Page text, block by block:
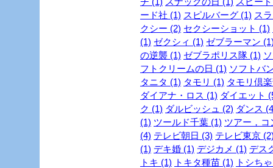
ード社 (1) スピルバーグ (1) ス
クシー (2) セクシーショット (1)
(1) ゼクシィ (1) ゼブラーマン
の逆襲 (1) ゼブラポリス隊 (1)
フトクリームの日 (1) ソフトバ
タニタ (1) タモリ (1) タモリ倶
ダイアナ・ロス (1) ダイエット
ク (1) ダルビッシュ (2) ダンス
(1) ツールド千葉 (1) ツアー，コ
(4) テレビ朝日 (3) テレビ東京
(1) デキ婚 (1) デジカメ (1) デス
トキ (1) トキタ種苗 (1) トシち